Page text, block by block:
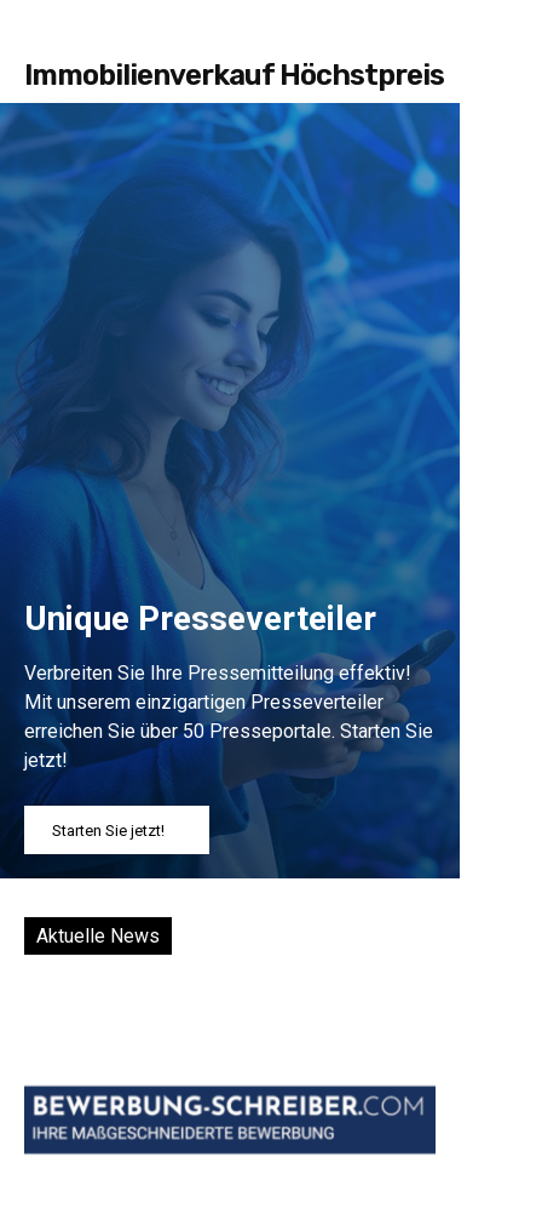
Immobilienverkauf Höchstpreis
Unique Presseverteiler
Verbreiten Sie Ihre Pressemitteilung effektiv!
Mit unserem einzigartigen Presseverteiler
erreichen Sie über 50 Presseportale. Starten Sie
jetzt!
Starten Sie jetzt!
Aktuelle News